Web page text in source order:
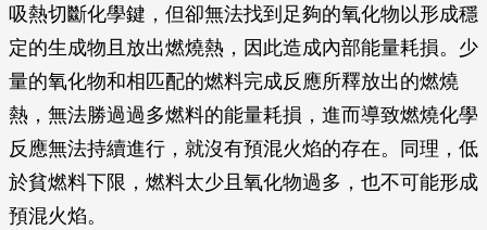
吸熱切斷化學鍵，但卻無法找到足夠的氧化物以形成穩
定的生成物且放出燃燒熱，因此造成內部能量耗損。少
量的氧化物和相匹配的燃料完成反應所釋放出的燃燒
熱，無法勝過過多燃料的能量耗損，進而導致燃燒化學
反應無法持續進行，就沒有預混火焰的存在。同理，低
於貧燃料下限，燃料太少且氧化物過多，也不可能形成
預混火焰。